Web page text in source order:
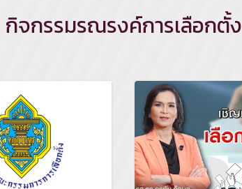
กิจกรรมรณรงค์การเลือกตั้ง